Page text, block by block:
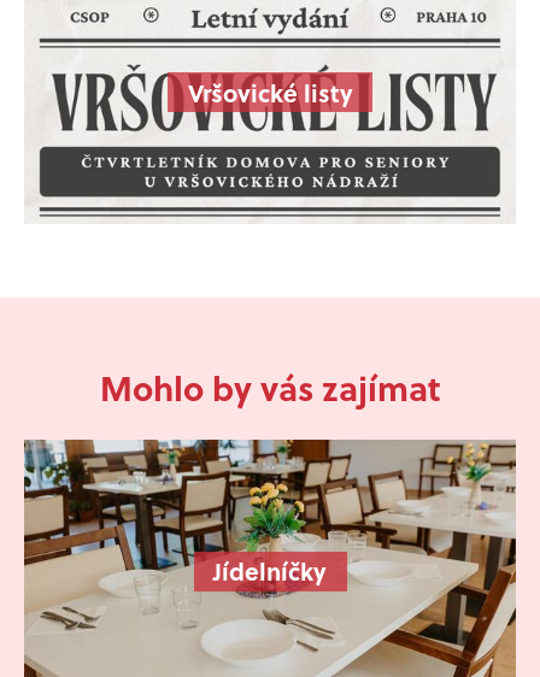
Vršovické listy
Mohlo by vás zajímat
Jídelníčky